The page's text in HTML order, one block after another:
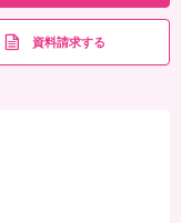
撮影日の空き
資料請求する